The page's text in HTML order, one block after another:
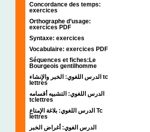
Concordance des temps:
exercices
Orthographe d’usage:
exercices PDF
Syntaxe: exercices
Vocabulaire: exercices PDF
Séquences et fiches:Le
Bourgeois gentilhomme
الدرس اللغوي: الخبر والإنشاء tc
lettres
الدرس اللغوي: التشبيه أقسامه
tclettres
الدرس اللغوي: بلاغة الإمتاع Tc
lettres
الدرس الغوي: أغراض الخبر